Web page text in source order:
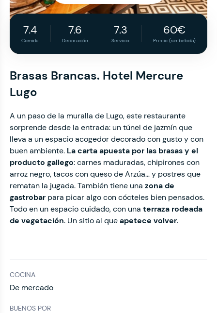
7.4
Comida
7.6
Decoración
7.3
Servicio
60€
Precio (sin bebida)
Brasas Brancas. Hotel Mercure
Lugo
A un paso de la muralla de Lugo, este restaurante
sorprende desde la entrada: un túnel de jazmín que
lleva a un espacio acogedor decorado con gusto y con
buen ambiente. La carta apuesta por las brasas y el
producto gallego: carnes maduradas, chipirones con
arroz negro, tacos con queso de Arzúa… y postres que
rematan la jugada. También tiene una zona de
gastrobar para picar algo con cócteles bien pensados.
Todo en un espacio cuidado, con una terraza rodeada
de vegetación. Un sitio al queapetece volver.
COCINA
De mercado
BUENOS POR